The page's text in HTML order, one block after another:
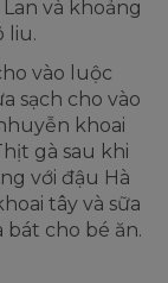
Lan và khoảng
liu.
vào luộc
sạch cho vào
khoai
gà sau khi
với đậu Hà
tây và sữa
cho bé ăn.